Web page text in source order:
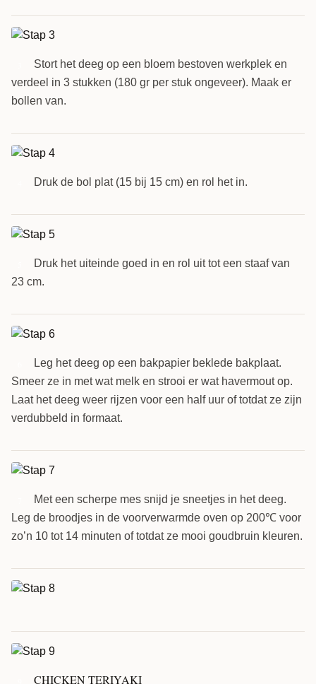
Stort het deeg op een bloem bestoven werkplek en
verdeel in 3 stukken (180 gr per stuk ongeveer). Maak er
bollen van.
Druk de bol plat (15 bij 15 cm) en rol het in.
Druk het uiteinde goed in en rol uit tot een staaf van
23 cm.
Leg het deeg op een bakpapier beklede bakplaat.
Smeer ze in met wat melk en strooi er wat havermout op.
Laat het deeg weer rijzen voor een half uur of totdat ze zijn
verdubbeld in formaat.
Met een scherpe mes snijd je sneetjes in het deeg.
Leg de broodjes in de voorverwarmde oven op 200℃ voor
zo’n 10 tot 14 minuten of totdat ze mooi goudbruin kleuren.
CHICKEN TERIYAKI